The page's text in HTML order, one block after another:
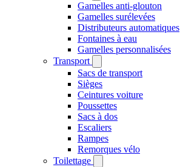
Gamelles anti-glouton
Gamelles surélevées
Distributeurs automatiques
Fontaines à eau
Gamelles personnalisées
Transport
Sacs de transport
Sièges
Ceintures voiture
Poussettes
Sacs à dos
Escaliers
Rampes
Remorques vélo
Toilettage